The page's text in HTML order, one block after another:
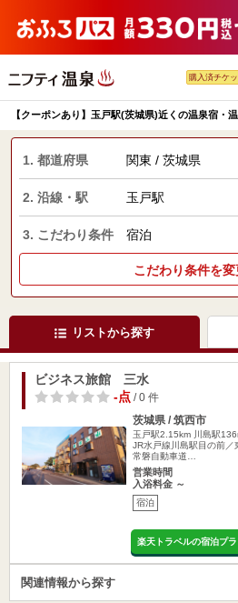
購入済チケ
【クーポンあり】玉戸駅(茨城県)近くの温泉宿・
1. 都道府県 関東 / 茨城県
2. 沿線・駅 玉戸駅
3. こだわり条件 宿泊
こだわり条件を変
リストから探す
ビジネス旅館 三水
-点/ 0 件
茨城県 / 筑西市
玉戸駅2.15km
川島駅
JR水戸線川島駅目の前／
常磐自動車道…
営業時間
入浴料金 ～
宿泊
楽天トラベルの宿泊プ
関連情報から探す